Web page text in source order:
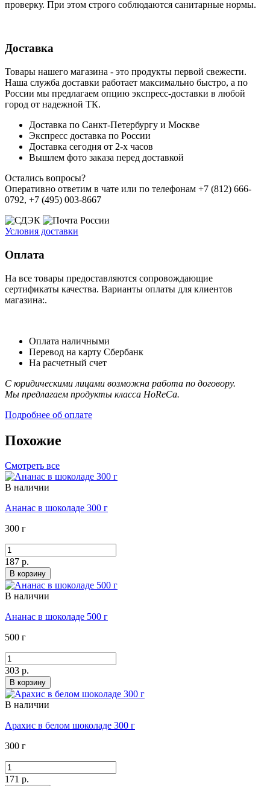
проверку. При этом строго соблюдаются санитарные нормы.
Доставка
Товары нашего магазина - это продукты первой свежести.
Наша служба доставки работает максимально быстро, а по
России мы предлагаем опцию экспресс-доставки в любой
город от надежной ТК.
Доставка по Санкт-Петербургу и Москве
Экспресс доставка по России
Доставка сегодня от 2-х часов
Вышлем фото заказа перед доставкой
Остались вопросы?
Оперативно ответим в чате или по телефонам +7 (812) 666-
0792, +7 (495) 003-8667
Условия доставки
Оплата
На все товары предоставляются сопровождающие
сертификаты качества. Варианты оплаты для клиентов
магазина:.
Оплата наличными
Перевод на карту Сбербанк
На расчетный счет
С юридическими лицами возможна работа по договору.
Мы предлагаем продукты класса HoReCa.
Подробнее об оплате
Похожие
Смотреть все
В наличии
Ананас в шоколаде 300 г
300 г
187 р.
В корзину
В наличии
Ананас в шоколаде 500 г
500 г
303 р.
В корзину
В наличии
Арахис в белом шоколаде 300 г
300 г
171 р.